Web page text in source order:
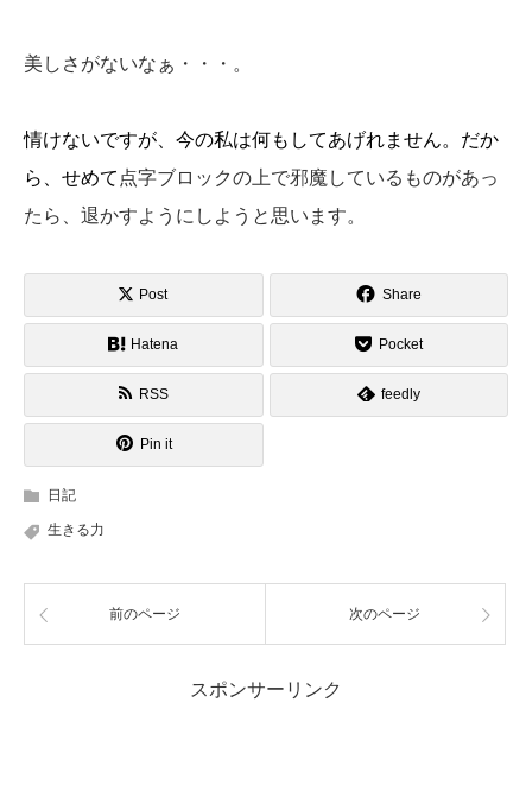
美しさがないなぁ・・・。
情けないですが、今の私は何もしてあげれません。だか
ら、せめて 点字ブロックの上で邪魔しているものがあっ
たら、退かすようにしようと思います。
Post Share
Hatena Pocket
RSS feedly
Pin it
日記
生きる力
前のページ 次のページ
スポンサーリンク